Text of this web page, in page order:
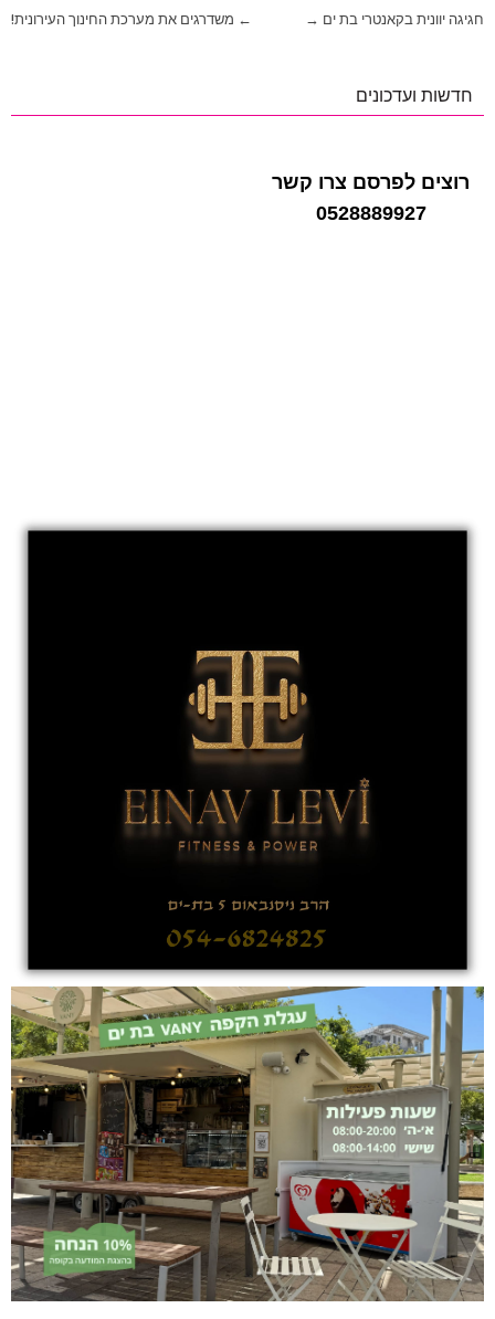
ניווט ← משדרגים את מערכת החינוך העירונית! חגיגה יוונית בקאנטרי בת ים →
חדשות ועדכונים
רוצים לפרסם צרו קשר
0528889927